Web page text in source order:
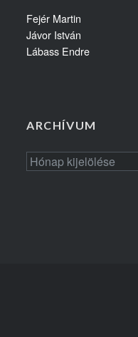
Fejér Martin
Jávor István
Lábass Endre
ARCHÍVUM
Archívum